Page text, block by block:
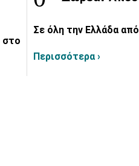
στο
Σε όλη την Ελλάδα
Περισσότερα ›